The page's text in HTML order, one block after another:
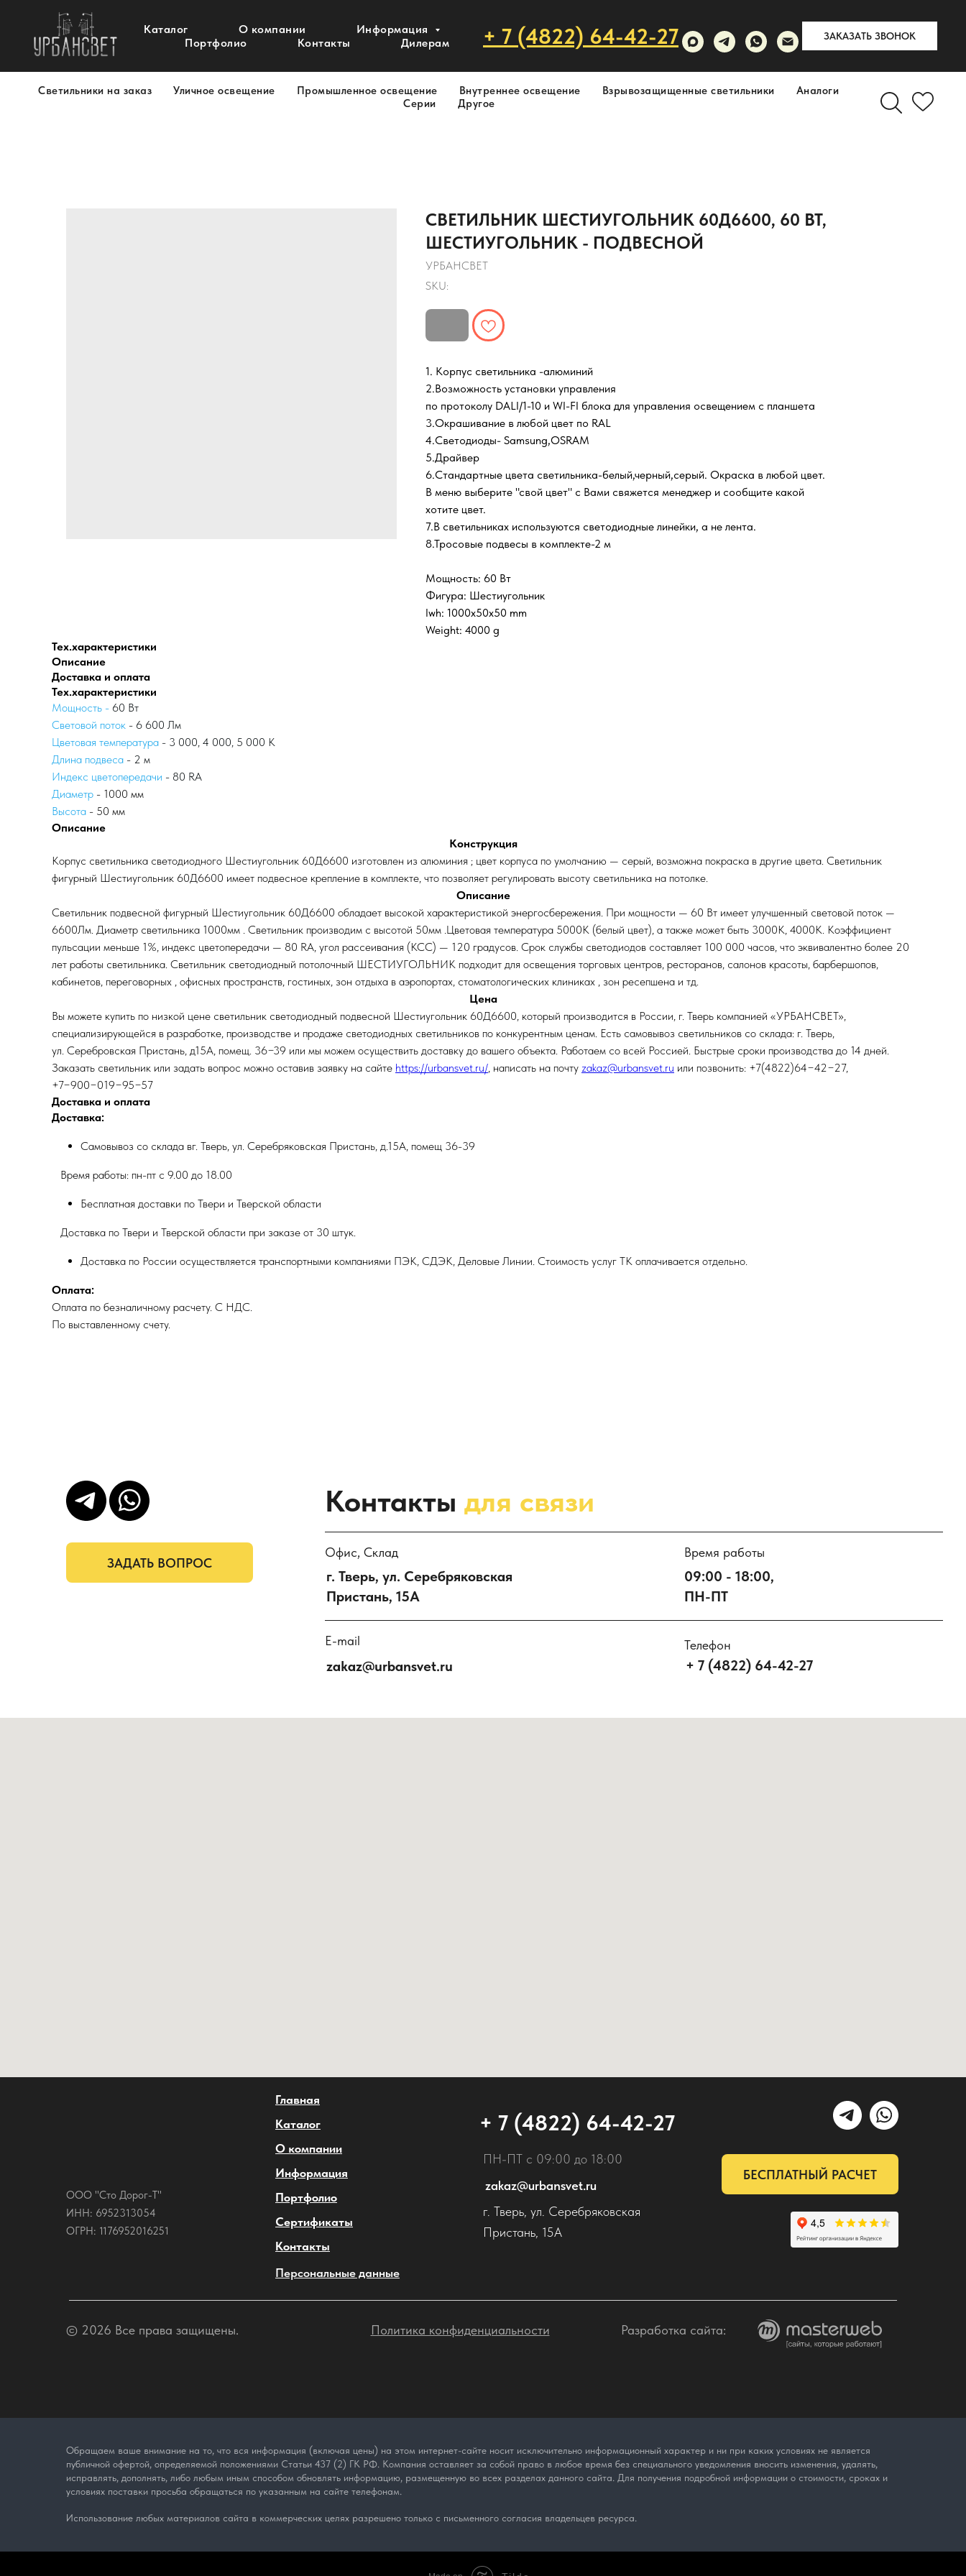
Каталог О компании
Информация
Портфолио
Контакты Дилерам + 7 (4822) 64-42-27 ЗАКАЗАТЬ ЗВОНОК
Светильники на заказ Уличное освещение Промышленное освещение Внутреннее освещение Взрывозащищенные светильники
Аналоги
Серии
Другое
СВЕТИЛЬНИК ШЕСТИУГОЛЬНИК 60Д6600, 60 ВТ,
ШЕСТИУГОЛЬНИК - ПОДВЕСНОЙ
УРБАНСВЕТ
SKU:
1. Корпус светильника -алюминий
2.Возможность установки управления
по протоколу DALI/1-10 и WI-FI блока для управления освещением с планшета
3.Окрашивание в любой цвет по RAL
4.Светодиоды- Samsung,OSRAM
5.Драйвер
6.Cтандартные цвета светильника-белый,черный,серый. Окраска в любой цвет.
В меню выберите "свой цвет" с Вами свяжется менеджер и сообщите какой
хотите цвет.
7.В светильниках используются светодиодные линейки, а не лента.
8.Тросовые подвесы в комплекте-2 м
Мощность: 60 Вт
Фигура: Шестиугольник
lwh: 1000x50x50 mm
Weight: 4000 g
Тех.характеристики
Описание
Доставка и оплата
Тех.характеристики
Мощность - 60 Вт
Световой поток - 6 600 Лм
Цветовая температура - 3 000, 4 000, 5 000 К
Длина подвеса - 2 м
Индекс цветопередачи - 80 RA
Диаметр - 1000 мм
Высота - 50 мм
Описание
Конструкция
Корпус светильника светодиодного Шестиугольник 60Д6600 изготовлен из алюминия ; цвет корпуса по умолчанию — серый, возможна покраска в другие цвета. Светильник
фигурный Шестиугольник 60Д6600 имеет подвесное крепление в комплекте, что позволяет регулировать высоту светильника на потолке.
Описание
Светильник подвесной фигурный Шестиугольник 60Д6600 обладает высокой характеристикой энергосбережения. При мощности — 60 Вт имеет улучшенный световой поток —
6600Лм. Диаметр светильника 1000мм . Светильник производим с высотой 50мм .Цветовая температура 5000К (белый цвет), а также может быть 3000К, 4000К. Коэффициент
пульсации меньше 1%, индекс цветопередачи — 80 RA, угол рассеивания (КСС) — 120 градусов. Срок службы светодиодов составляет 100 000 часов, что эквивалентно более 20
лет работы светильника. Светильник светодиодный потолочный ШЕСТИУГОЛЬНИК подходит для освещения торговых центров, ресторанов, салонов красоты, барбершопов,
кабинетов, переговорных , офисных пространств, гостиных, зон отдыха в аэропортах, стоматологических клиниках , зон ресепшена и тд.
Цена
Вы можете купить по низкой цене светильник светодиодный подвесной Шестиугольник 60Д6600, который производится в России, г. Тверь компанией «УРБАНСВЕТ»,
специализирующейся в разработке, производстве и продаже светодиодных светильников по конкурентным ценам. Есть самовывоз светильников со склада: г. Тверь,
ул. Серебровская Пристань, д15А, помещ. 36−39 или мы можем осуществить доставку до вашего объекта. Работаем со всей Россией. Быстрые сроки производства до 14 дней.
Заказать светильник или задать вопрос можно оставив заявку на сайте https://urbansvet.ru/, написать на почту zakaz@urbansvet.ru или позвонить: +7(4822)64−42−27,
+7−900−019−95−57
Доставка и оплата
Доставка:
Самовывоз со склада вг. Тверь, ул. Серебряковская Пристань, д.15А, помещ 36-39
Время работы: пн-пт с 9.00 до 18.00
Бесплатная доставки по Твери и Тверской области
Доставка по Твери и Тверской области при заказе от 30 штук.
Доставка по России осуществляется транспортными компаниями ПЭК, СДЭК, Деловые Линии. Стоимость услуг ТК оплачивается отдельно.
Оплата:
Оплата по безналичному расчету. С НДС.
По выставленному счету.
Контакты для связи
Офис, Склад
г. Тверь, ул. Серебряковская
Пристань, 15А
Время работы
09:00 - 18:00,
ПН-ПТ
E-mail Телефон
+ 7 (4822) 64-42-27
zakaz@urbansvet.ru
ЗАДАТЬ ВОПРОС
ООО "Сто Дорог-Т"
ИНН: 6952313054
ОГРН: 1176952016251
Главная
Каталог
О компании
Информация
Портфолио
Сертификаты
Контакты
ПН-ПТ с 09:00 до 18:00
г. Тверь, ул. Серебряковская
Пристань, 15А
БЕСПЛАТНЫЙ РАСЧЕТ
© 2026 Все права защищены. Разработка сайта:
Политика конфиденциальности
+ 7 (4822) 64-42-27
zakaz@urbansvet.ru
Обращаем ваше внимание на то, что вся информация (включая цены) на этом интернет-сайте носит исключительно информационный характер и ни при каких условиях не является
публичной офертой, определяемой положениями Статьи 437 (2) ГК РФ. Компания оставляет за собой право в любое время без специального уведомления вносить изменения, удалять,
исправлять, дополнять, либо любым иным способом обновлять информацию, размещенную во всех разделах данного сайта. Для получения подробной информации о стоимости, сроках и
условиях поставки просьба обращаться по указанным на сайте телефонам.
Использование любых материалов сайта в коммерческих целях разрешено только с письменного согласия владельцев ресурса.
Персональные данные